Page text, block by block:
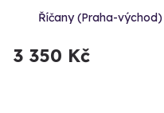
Říčany (Praha-východ)
3 350 Kč